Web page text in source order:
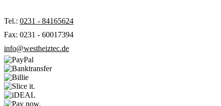
Tel.: 0231 - 84165624
Fax: 0231 - 60017394
info@westheiztec.de